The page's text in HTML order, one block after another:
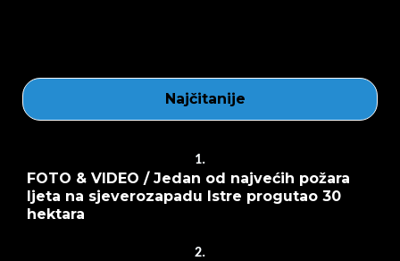
Najčitanije
1.
FOTO & VIDEO / Jedan od najvećih požara
ljeta na sjeverozapadu Istre progutao 30
hektara
2.